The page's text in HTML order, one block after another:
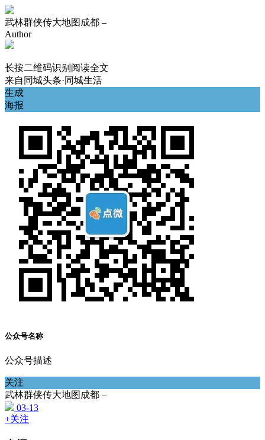
武林群侠传大地图成都 –
Author
长按二维码识别阅读全文
来自 同城头条·同城生活
生成
海报
公众号名称
公众号描述
关注
武林群侠传大地图成都 –
03-13
+关注